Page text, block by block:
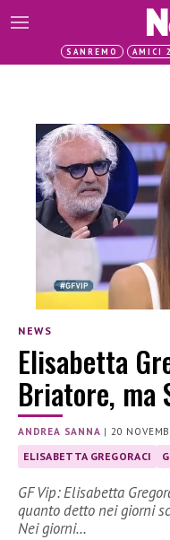
SANREMO AMICI
NEWS
Elisabetta
Briatore, ma
ANDREA SANNA |20
ELISABETTA GREGORACI
GF Vip: Elisabetta
quanto detto nei giorni
Nei giorni…